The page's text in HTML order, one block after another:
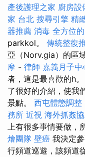
產後護理之家 廚房設
家 台北 搜尋引擎 精
器推薦 消毒 全方位
parkkol。 傳統整復
亞（Norv.gia）的區
摩 - 律師 嘉義月子中
者，這是最喜歡的h
了很好的介紹，使我
景點。 西屯體態調整
務所 近視 海外抓姦
上有很多事情要做，
燴團隊 壁癌 我決定
行頻道巡遊，該頻道